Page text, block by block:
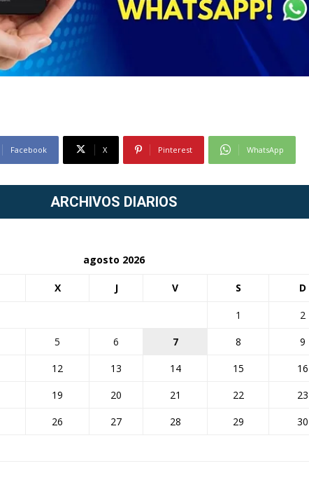
Facebook X Pinterest WhatsApp
ARCHIVOS DIARIOS
agosto 2026
X J V S D
1
2
5 6 7 8
9
12 13 14 15
16
19 20 21 22
23
26 27 28 29
30